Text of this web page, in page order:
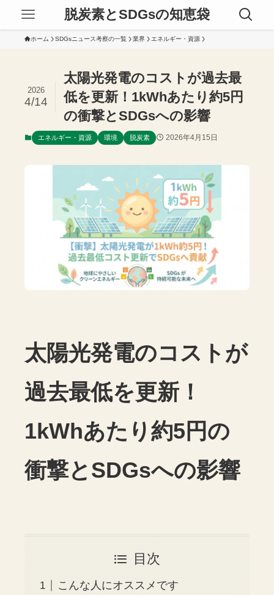
脱炭素とSDGsの知恵袋
ホーム SDGsニュース考察の一覧 業界 エネルギー・資源
太陽光発電のコストが過去最
低を更新！1kWhあたり約5円
の衝撃とSDGsへの影響
2026
4/14
エネルギー・資源 環境 脱炭素 2026年4月15日
太陽光発電のコストが
過去最低を更新！
1kWhあたり約5円の
衝撃とSDGsへの影響
目次
こんな人にオススメです